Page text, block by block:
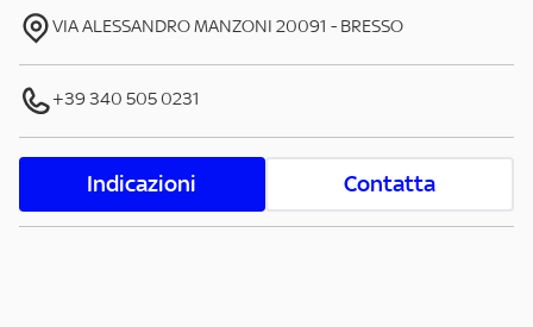
VIA ALESSANDRO MANZONI 20091 - BRESSO
+39 340 505 0231
Indicazioni Contatta